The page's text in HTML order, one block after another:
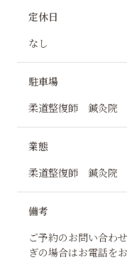
定休日
なし
駐車場
柔道整復師 鍼灸院
業態
柔道整復師 鍼灸院
備考
ご予約のお問い合わ
ぎの場合はお電話を